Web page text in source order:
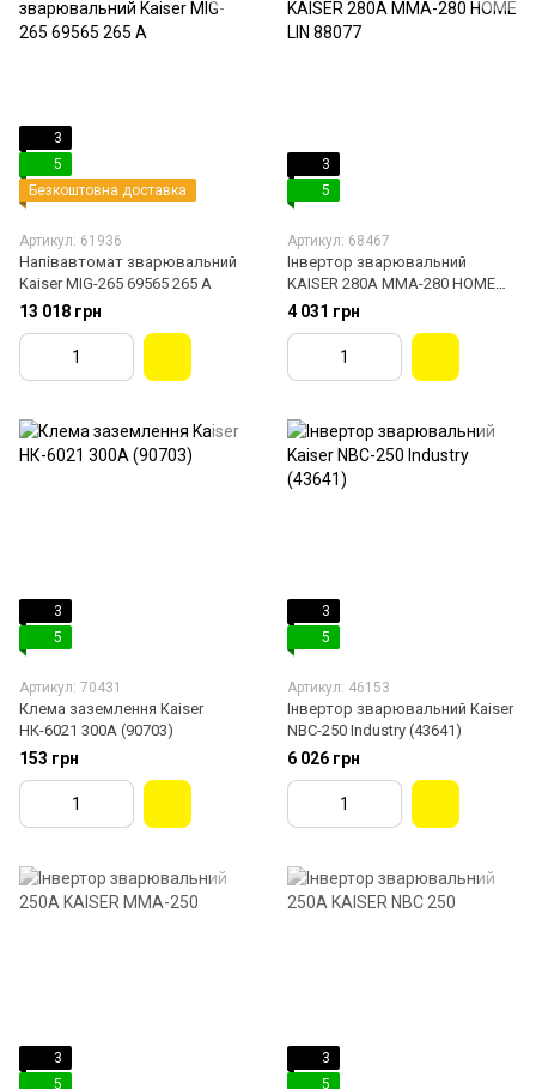
3
5
Безкоштовна доставка
Артикул: 61936
Напівавтомат зварювальний
Kaiser MIG-265 69565 265 A
13 018 грн
3
5
Артикул: 68467
Інвертор зварювальний
KAISER 280A MMA-280 HOME
LIN 88077
4 031 грн
3
5
Артикул: 70431
Клема заземлення Kaiser
HК-6021 300А (90703)
153 грн
3
5
Артикул: 46153
Інвертор зварювальний Kaiser
NBC-250 Industry (43641)
6 026 грн
3
5
3
5